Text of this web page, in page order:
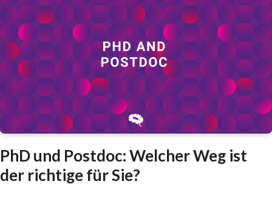
PhD und Postdoc: Welcher Weg ist
der richtige für Sie?